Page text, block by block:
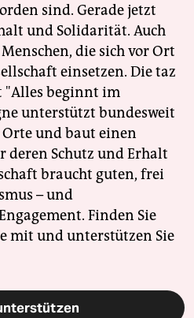
sind. Gerade jetzt
und Solidarität. Auch
die sich vor Ort
einsetzen. Die taz
"Alles beginnt im
unterstützt bundesweit
und baut einen
deren Schutz und Erhalt
braucht guten, frei
– und
Finden Sie
mit und unterstützen Sie